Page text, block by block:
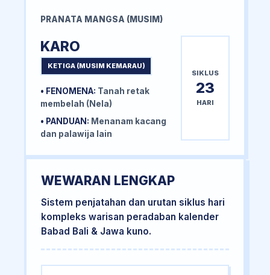
PRANATA MANGSA (MUSIM)
KARO
KETIGA (MUSIM KEMARAU)
• FENOMENA: Tanah retak
membelah (Nela)
• PANDUAN: Menanam kacang
dan palawija lain
SIKLUS
23
HARI
WEWARAN LENGKAP
Sistem penjatahan dan urutan siklus hari
kompleks warisan peradaban kalender
Babad Bali & Jawa kuno.